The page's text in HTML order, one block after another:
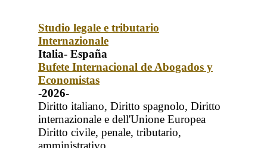
Studio legale e tributario
Internazionale
Italia- España
Bufete Internacional de Abogados y
Economistas
-2026-
Diritto italiano, Diritto spagnolo, Diritto
internazionale e dell'Unione Europea
Diritto civile, penale, tributario,
amministrativo